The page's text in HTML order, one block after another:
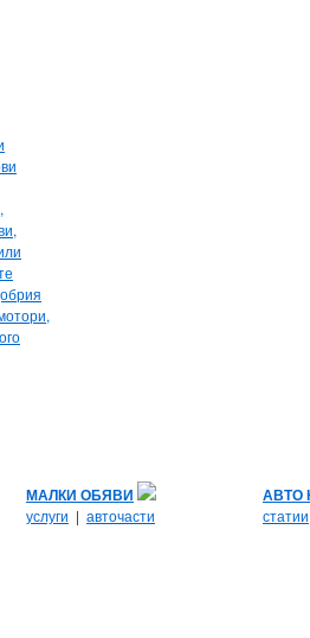
МАЛКИ ОБЯВИ
услуги | авточасти
АВТО
статии